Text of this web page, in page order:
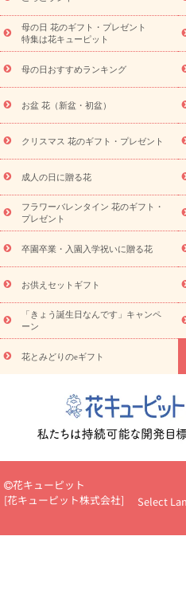
念日
結婚祝い 出産祝い 退
寿祝い
プチギフト ペットの
供え・お悔やみ商品一覧
お供
お供え プリザーブドフラワー
盆・初盆）
その他 お祝い返し
ビジネス用
ご自宅用 観葉植
ドフラワー
スタイルから探す
ンド花
お祝い お供え・お悔や
ディ胡蝶蘭・お祝い
ミディ胡蝶
観葉植物
観葉植物 産直多
お祝い
お供え・お悔やみ 花
プチギフト（hanamore -ハナモア-
キューピットのeGfit
カラー
ド
お花の種類
お祝い お祝い・3000円～
5000円～
お祝い・7000円～
悔やみ
円～
お供え・お悔やみ・
読み物
いのマナー
定年退職祝いのマナ
花キューピットのお祝
彩心理学」で選ぶ方法
結婚祝い
ール
新築引っ越し祝いコラム
場上司や先輩へ贈るお祝い花の正
お供えを贈るときのマナー・ル
母の日 花のギフト・プレゼント
特集は花キューピット
母の日おすすめランキング
お盆 花（新盆・初盆）
クリスマス 花のギフト・プレゼント
成人の日に贈る花
フラワーバレンタイン 花のギフト・
プレゼント
卒園卒業・入園入学祝いに贈る花
お供えセットギフト
「きょう誕生日なんです」キャンペ
ーン
花とみどりのeギフト
花キューピット
[花キューピット株式会社] Select